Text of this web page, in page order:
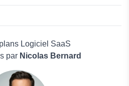
Logiciel SaaS
par Nicolas Bernard